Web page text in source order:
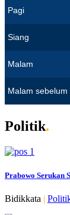
Pagi
Siang
Malam
Malam sebelum
Politik.
Prabowo Serukan
Bidikkata |